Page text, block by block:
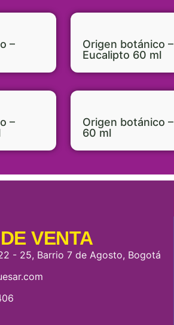
–
Origen botánico –
Eucalipto 60 ml
–
Origen botánico
60 ml
VENTA
- 25, Barrio 7 de Agosto, Bogotá